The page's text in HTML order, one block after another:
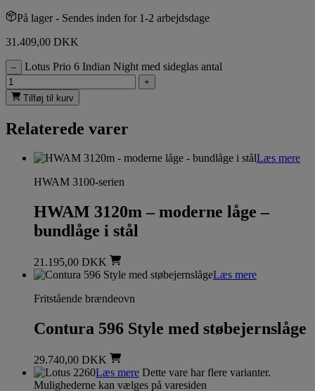
På lager - Sendes inden for 1-2 arbejdsdage
31.409,00 DKK
– Lotus Prio 6 Indian Night med sideglas antal
+
Tilføj til kurv
Relaterede varer
Læs mere
HWAM 3100-serien
HWAM 3120m – moderne låge –
bundlåge i stål
21.195,00 DKK
Læs mere
Fritstående brændeovn
Contura 596 Style med støbejernslåge
29.740,00 DKK
Læs mere Dette vare har flere varianter.
Mulighederne kan vælges på varesiden